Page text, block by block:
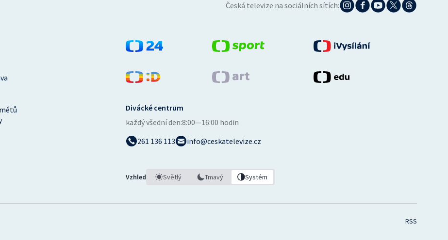
Česká televize na sociálních sítích:
Divácké centrum
každý všední den:8:00—16:00 hodin
261 136 113
info@ceskatelevize.cz
Vzhled Světlý Tmavý Systém
RSS